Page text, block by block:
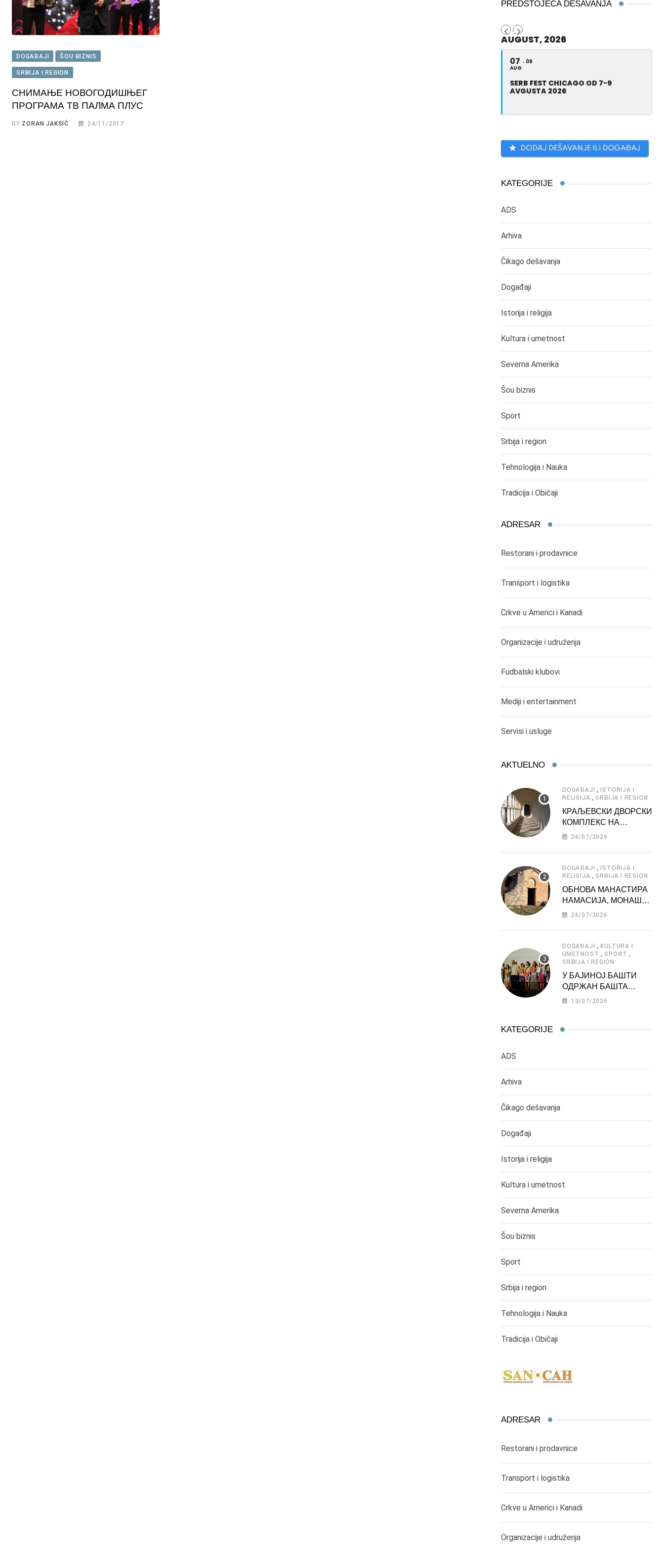
DOGAĐAJI ŠOU BIZNIS
SRBIJA I REGION
СНИМАЊE НОВОГОДИШЊЕГ
ПРОГРАМА ТВ ПАЛМА ПЛУС
BY ZORAN JAKSIĆ 24/11/2017
PREDSTOJEĆA DEŠAVANJA
AUGUST, 2026
07
AUG
09
SERB FEST CHICAGO OD 7-9
AVGUSTA 2026
KATEGORIJE
ADS
Arhiva
Čikago dešavanja
Događaji
Istorija i religija
Kultura i umetnost
Severna Amerika
Šou biznis
Sport
Srbija i region
Tehnologija i Nauka
Tradicija i Običaji
ADRESAR
Restorani i prodavnice
Transport i logistika
Crkve u Americi i Kanadi
Organizacije i udruženja
Fudbalski klubovi
Mediji i entertainment
Servisi i usluge
AKTUELNO
DOGAĐAJI , ISTORIJA I
RELIGIJA , SRBIJA I REGION
КРАЉЕВСКИ ДВОРСКИ
КОМПЛЕКС НА
ДЕДИЊУ –
АТРАКЦИЈА
26/07/2026
DOGAĐAJI , ISTORIJA I
RELIGIJA , SRBIJA I REGION
ОБНОВА МАНАСТИРА
НАМАСИЈА, МОНАШКЕ
ЗАДУЖБИНЕ
26/07/2026
DOGAĐAJI ,KULTURA I
UMETNOST , SPORT ,
SRBIJA I REGION
У БАЈИНОЈ БАШТИ
ОДРЖАН БАШТА
ФЕСТ 2026
13/07/2026
KATEGORIJE
ADS
Arhiva
Čikago dešavanja
Događaji
Istorija i religija
Kultura i umetnost
Severna Amerika
Šou biznis
Sport
Srbija i region
Tehnologija i Nauka
Tradicija i Običaji
ADRESAR
Restorani i prodavnice
Transport i logistika
Crkve u Americi i Kanadi
Organizacije i udruženja